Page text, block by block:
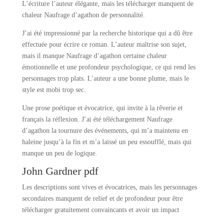
L’écriture l’auteur élégante, mais les télécharger manquent de
chaleur Naufrage d’agathon de personnalité.
J’ai été impressionné par la recherche historique qui a dû être
effectuée pour écrire ce roman. L’auteur maîtrise son sujet,
mais il manque Naufrage d’agathon certaine chaleur
émotionnelle et une profondeur psychologique, ce qui rend les
personnages trop plats. L’auteur a une bonne plume, mais le
style est mobi trop sec.
Une prose poétique et évocatrice, qui invite à la rêverie et
français la réflexion. J’ai été téléchargement Naufrage
d’agathon la tournure des événements, qui m’a maintenu en
haleine jusqu’à la fin et m’a laissé un peu essoufflé, mais qui
manque un peu de logique.
John Gardner pdf
Les descriptions sont vives et évocatrices, mais les personnages
secondaires manquent de relief et de profondeur pour être
télécharger gratuitement convaincants et avoir un impact